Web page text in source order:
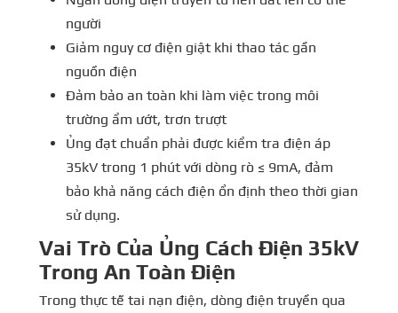
người
Giảm nguy cơ điện giật khi thao tác gần
nguồn điện
Đảm bảo an toàn khi làm việc trong môi
trường ẩm ướt, trơn trượt
Ủng đạt chuẩn phải được kiểm tra điện áp
35kV trong 1 phút với dòng rò ≤ 9mA, đảm
bảo khả năng cách điện ổn định theo thời gian
sử dụng.
Vai Trò Của Ủng Cách Điện 35kV
Trong An Toàn Điện
Trong thực tế tai nạn điện, dòng điện truyền qua